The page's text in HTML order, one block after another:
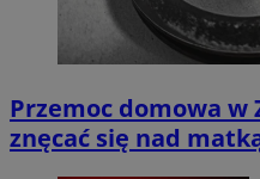
Przemoc domowa w
znęcać się nad